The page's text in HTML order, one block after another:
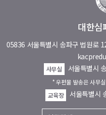
대한심
05836 서울특별시 송파구 법원로
사무실 서울특별시
* 우편물 발송은 사무
교육장
서울특별시